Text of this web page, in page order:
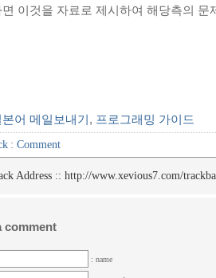
면 이것을 자료로 제시하여 해당측의 문
본어 메일보내기, 프로그래밍 가이드
: Comment
Address :: http://www.xevious7.com/
comment
: name